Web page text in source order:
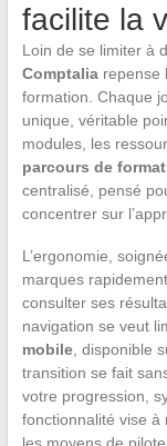
facilite la
Loin de se limiter à
Comptaliarepense
formation. Chaque
unique, véritable
modules, les
parcours de
centralisé, pensé
concentrer sur
L’ergonomie,
marques
consulter ses
navigation se veut
mobile, disponible
transition se fait
votre progression,
fonctionnalité vise